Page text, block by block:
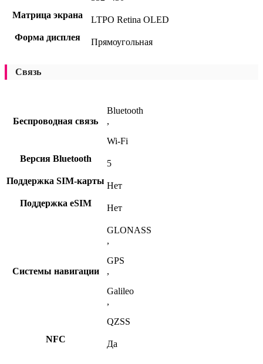
Матрица экрана
LTPO Retina OLED
Форма дисплея
Прямоугольная
Связь
Беспроводная связь
Bluetooth
,
Wi-Fi
Версия Bluetooth
5
Поддержка SIM-карты Нет
Поддержка eSIM
Нет
Системы навигации
GLONASS
,
GPS
,
Galileo
,
QZSS
NFC
Да